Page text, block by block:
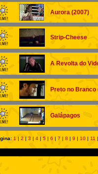
Aurora (2007)
Strip-Cheese
A Revolta do
Preto no Branco
Galápagos
1 | 2 | 3 | 4 | 5 | 6 | 7 | 8 | 9 | 10 | 11 |